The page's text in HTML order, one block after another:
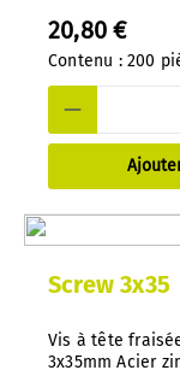
20,80 €
Contenu : 200
Screw 3x35
Vis à tête
3x35mm Acier